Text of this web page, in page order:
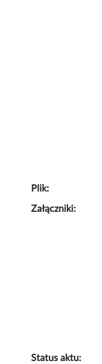
Plik:
Załączniki:
Status aktu: